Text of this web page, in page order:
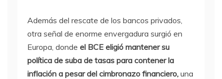
Además del rescate de los bancos privados,
otra señal de enorme envergadura surgió en
Europa, donde el BCE eligió mantener su
política de suba de tasas para contener la
inflación a pesar del cimbronazo financiero, una